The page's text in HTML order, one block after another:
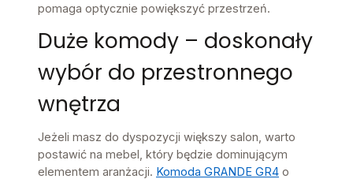
pomaga optycznie powiększyć przestrzeń.
Duże komody – doskonały
wybór do przestronnego
wnętrza
Jeżeli masz do dyspozycji większy salon, warto
postawić na mebel, który będzie dominującym
elementem aranżacji. Komoda GRANDE GR4 o